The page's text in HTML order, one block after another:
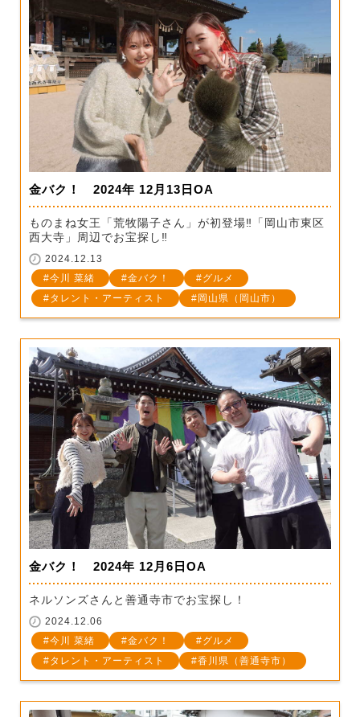
金バク！ 2024年 12月13日OA
ものまね女王「荒牧陽子さん」が初登場‼「岡山市東区
西大寺」周辺でお宝探し‼
2024.12.13
今川 菜緒
金バク！
グルメ
タレント・アーティスト
岡山県（岡山市）
金バク！ 2024年 12月6日OA
ネルソンズさんと善通寺市でお宝探し！
2024.12.06
今川 菜緒
金バク！
グルメ
タレント・アーティスト
香川県（善通寺市）